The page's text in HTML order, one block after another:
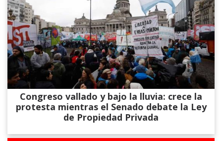
Congreso vallado y bajo la lluvia: crece la
protesta mientras el Senado debate la Ley
de Propiedad Privada